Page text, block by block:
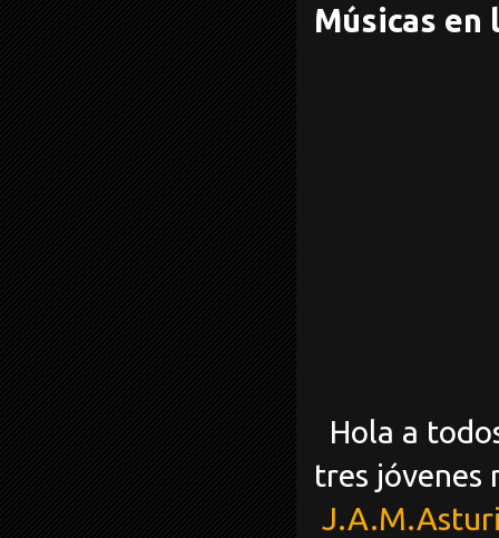
Músicas en
Hola a
tres jóvenes